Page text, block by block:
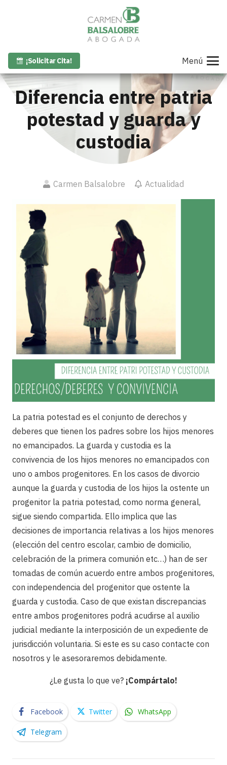
¡Solicitar Cita! Menú
Diferencia entre patria
potestad y guarda y
custodia
Carmen Balsalobre Actualidad
La patria potestad es el conjunto de derechos y
deberes que tienen los padres sobre los hijos menores
no emancipados. La guarda y custodia es la
convivencia de los hijos menores no emancipados con
uno o ambos progenitores. En los casos de divorcio
aunque la guarda y custodia de los hijos la ostente un
progenitor la patria potestad, como norma general,
sigue siendo compartida. Ello implica que las
decisiones de importancia relativas a los hijos menores
(elección del centro escolar, cambio de domicilio,
celebración de la primera comunión etc…) han de ser
tomadas de común acuerdo entre ambos progenitores,
con independencia del progenitor que ostente la
guarda y custodia. Caso de que existan discrepancias
entre ambos progenitores podrá acudirse al auxilio
judicial mediante la interposición de un expediente de
jurisdicción voluntaria. Si este es su caso contacte con
nosotros y le asesoraremos debidamente.
¿Le gusta lo que ve? ¡Compártalo!
Facebook Twitter WhatsApp
Telegram